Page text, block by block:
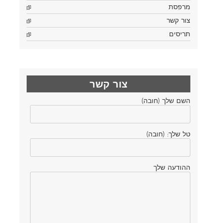
מרפסת
צור קשר
תריסים
צור קשר
השם שלך (חובה)
טל שלך: (חובה)
ההודעה שלך